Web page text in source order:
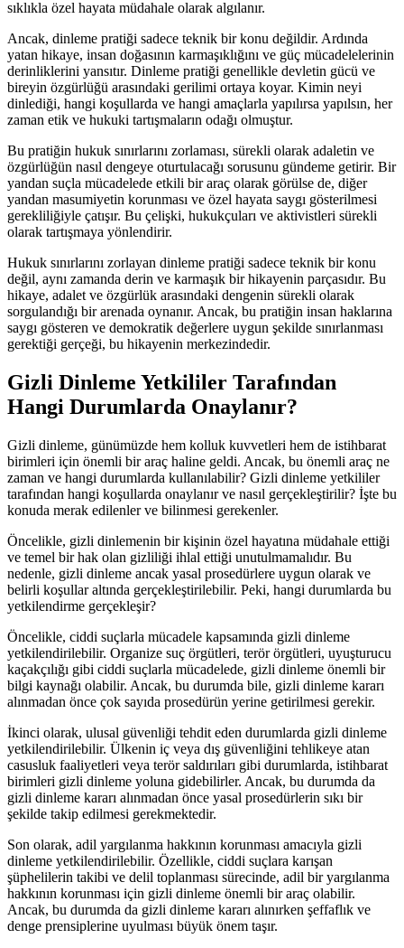
sıklıkla özel hayata müdahale olarak algılanır.
Ancak, dinleme pratiği sadece teknik bir konu değildir. Ardında
yatan hikaye, insan doğasının karmaşıklığını ve güç mücadelelerinin
derinliklerini yansıtır. Dinleme pratiği genellikle devletin gücü ve
bireyin özgürlüğü arasındaki gerilimi ortaya koyar. Kimin neyi
dinlediği, hangi koşullarda ve hangi amaçlarla yapılırsa yapılsın, her
zaman etik ve hukuki tartışmaların odağı olmuştur.
Bu pratiğin hukuk sınırlarını zorlaması, sürekli olarak adaletin ve
özgürlüğün nasıl dengeye oturtulacağı sorusunu gündeme getirir. Bir
yandan suçla mücadelede etkili bir araç olarak görülse de, diğer
yandan masumiyetin korunması ve özel hayata saygı gösterilmesi
gerekliliğiyle çatışır. Bu çelişki, hukukçuları ve aktivistleri sürekli
olarak tartışmaya yönlendirir.
Hukuk sınırlarını zorlayan dinleme pratiği sadece teknik bir konu
değil, aynı zamanda derin ve karmaşık bir hikayenin parçasıdır. Bu
hikaye, adalet ve özgürlük arasındaki dengenin sürekli olarak
sorgulandığı bir arenada oynanır. Ancak, bu pratiğin insan haklarına
saygı gösteren ve demokratik değerlere uygun şekilde sınırlanması
gerektiği gerçeği, bu hikayenin merkezindedir.
Gizli Dinleme Yetkililer Tarafından
Hangi Durumlarda Onaylanır?
Gizli dinleme, günümüzde hem kolluk kuvvetleri hem de istihbarat
birimleri için önemli bir araç haline geldi. Ancak, bu önemli araç ne
zaman ve hangi durumlarda kullanılabilir? Gizli dinleme yetkililer
tarafından hangi koşullarda onaylanır ve nasıl gerçekleştirilir? İşte bu
konuda merak edilenler ve bilinmesi gerekenler.
Öncelikle, gizli dinlemenin bir kişinin özel hayatına müdahale ettiği
ve temel bir hak olan gizliliği ihlal ettiği unutulmamalıdır. Bu
nedenle, gizli dinleme ancak yasal prosedürlere uygun olarak ve
belirli koşullar altında gerçekleştirilebilir. Peki, hangi durumlarda bu
yetkilendirme gerçekleşir?
Öncelikle, ciddi suçlarla mücadele kapsamında gizli dinleme
yetkilendirilebilir. Organize suç örgütleri, terör örgütleri, uyuşturucu
kaçakçılığı gibi ciddi suçlarla mücadelede, gizli dinleme önemli bir
bilgi kaynağı olabilir. Ancak, bu durumda bile, gizli dinleme kararı
alınmadan önce çok sayıda prosedürün yerine getirilmesi gerekir.
İkinci olarak, ulusal güvenliği tehdit eden durumlarda gizli dinleme
yetkilendirilebilir. Ülkenin iç veya dış güvenliğini tehlikeye atan
casusluk faaliyetleri veya terör saldırıları gibi durumlarda, istihbarat
birimleri gizli dinleme yoluna gidebilirler. Ancak, bu durumda da
gizli dinleme kararı alınmadan önce yasal prosedürlerin sıkı bir
şekilde takip edilmesi gerekmektedir.
Son olarak, adil yargılanma hakkının korunması amacıyla gizli
dinleme yetkilendirilebilir. Özellikle, ciddi suçlara karışan
şüphelilerin takibi ve delil toplanması sürecinde, adil bir yargılanma
hakkının korunması için gizli dinleme önemli bir araç olabilir.
Ancak, bu durumda da gizli dinleme kararı alınırken şeffaflık ve
denge prensiplerine uyulması büyük önem taşır.